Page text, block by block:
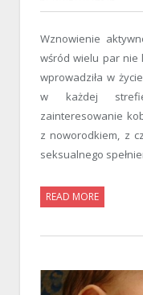
Wznowienie
wśród wielu par nie
wprowadziła w
w każdej
zainteresowanie
z noworodkiem, z
seksualnego
READ MORE